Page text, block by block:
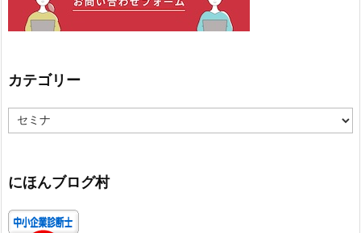
カテゴリー
テ
ー
にほんブログ村